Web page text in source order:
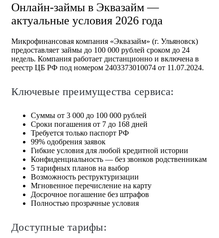
Онлайн-займы в Эквазайм —
актуальные условия 2026 года
Микрофинансовая компания «Эквазайм» (г. Ульяновск)
предоставляет займы до 100 000 рублей сроком до 24
недель. Компания работает дистанционно и включена в
реестр ЦБ РФ под номером 2403373010074 от 11.07.2024.
Ключевые преимущества сервиса:
Суммы от 3 000 до 100 000 рублей
Сроки погашения от 7 до 168 дней
Требуется только паспорт РФ
99% одобрения заявок
Гибкие условия для любой кредитной истории
Конфиденциальность — без звонков родственникам
5 тарифных планов на выбор
Возможность реструктуризации
Мгновенное перечисление на карту
Досрочное погашение без штрафов
Полностью прозрачные условия
Доступные тарифы: